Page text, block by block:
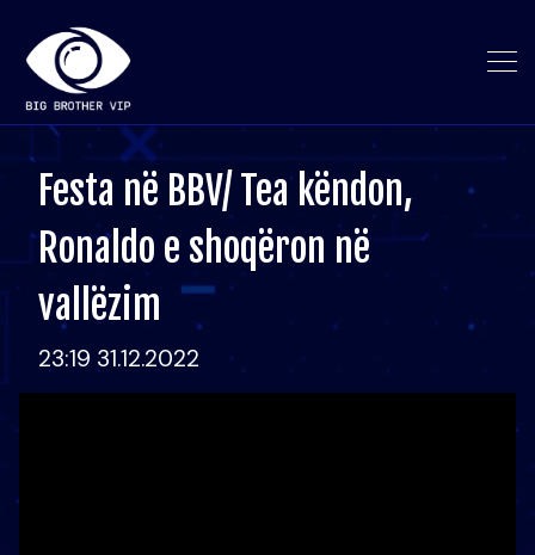
Festa në BBV/ Tea këndon,
Ronaldo e shoqëron në
vallëzim
23:19 31.12.2022